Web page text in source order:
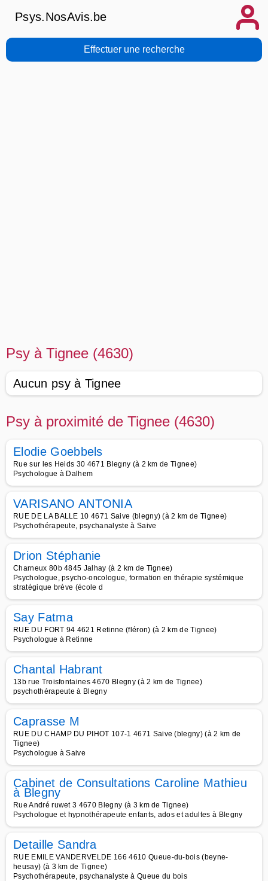
Psys.NosAvis.be
Effectuer une recherche
Psy à Tignee (4630)
Aucun psy à Tignee
Psy à proximité de Tignee (4630)
Elodie Goebbels
Rue sur les Heids 30 4671 Blegny (à 2 km de Tignee)
Psychologue à Dalhem
VARISANO ANTONIA
RUE DE LA BALLE 10 4671 Saive (blegny) (à 2 km de Tignee)
Psychothérapeute, psychanalyste à Saive
Drion Stéphanie
Charneux 80b 4845 Jalhay (à 2 km de Tignee)
Psychologue, psycho-oncologue, formation en thérapie systémique
stratégique brève (école d
Say Fatma
RUE DU FORT 94 4621 Retinne (fléron) (à 2 km de Tignee)
Psychologue à Retinne
Chantal Habrant
13b rue Troisfontaines 4670 Blegny (à 2 km de Tignee)
psychothérapeute à Blegny
Caprasse M
RUE DU CHAMP DU PIHOT 107-1 4671 Saive (blegny) (à 2 km de
Tignee)
Psychologue à Saive
Cabinet de Consultations Caroline Mathieu
à Blegny
Rue André ruwet 3 4670 Blegny (à 3 km de Tignee)
Psychologue et hypnothérapeute enfants, ados et adultes à Blegny
Detaille Sandra
RUE EMILE VANDERVELDE 166 4610 Queue-du-bois (beyne-
heusay) (à 3 km de Tignee)
Psychothérapeute, psychanalyste à Queue du bois